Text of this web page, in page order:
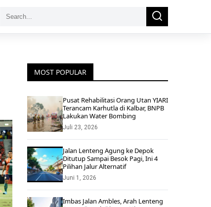
Search
Search
MOST POPULAR
Pusat Rehabilitasi Orang Utan YIARI
Terancam Karhutla di Kalbar, BNPB
Lakukan Water Bombing
Juli 23, 2026
Jalan Lenteng Agung ke Depok
Ditutup Sampai Besok Pagi, Ini 4
Pilihan Jalur Alternatif
Juni 1, 2026
Imbas Jalan Ambles, Arah Lenteng